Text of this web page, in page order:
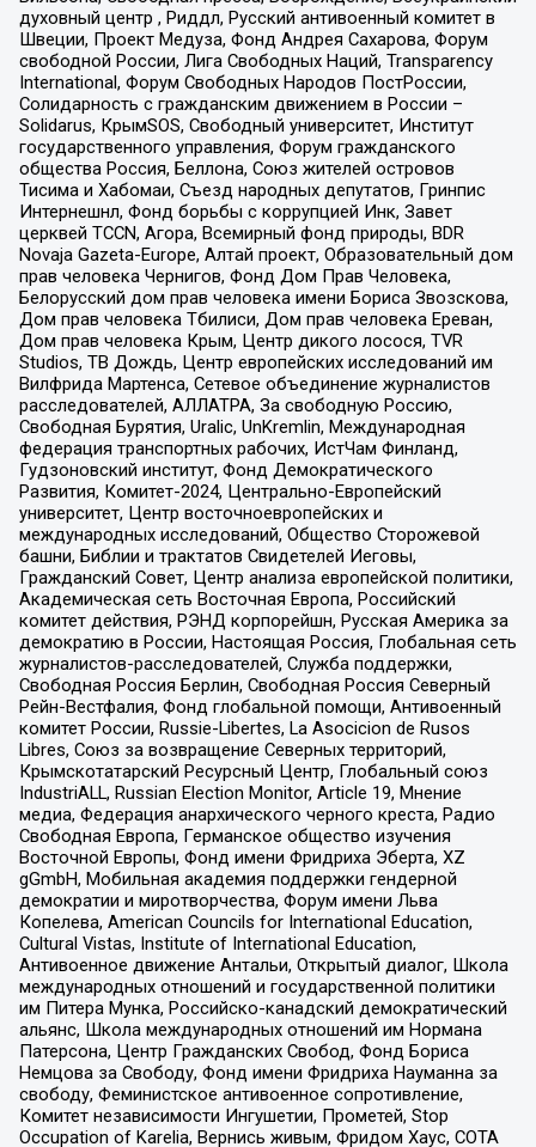
духовный центр , Риддл, Русский антивоенный комитет в
Швеции, Проект Медуза, Фонд Андрея Сахарова, Форум
свободной России, Лига Свободных Наций, Transparеncy
International, Форум Свободных Народов ПостРоссии,
Солидарность с гражданским движением в России –
Solidarus, КрымSOS, Свободный университет, Институт
государственного управления, Форум гражданского
общества Россия, Беллона, Союз жителей островов
Тисима и Хабомаи, Съезд народных депутатов, Гринпис
Интернешнл, Фонд борьбы с коррупцией Инк, Завет
церквей TCCN, Агора, Всемирный фонд природы, BDR
Novaja Gazeta-Europe, Алтай проект, Образовательный дом
прав человека Чернигов, Фонд Дом Прав Человека,
Белорусский дом прав человека имени Бориса Звозскова,
Дом прав человека Тбилиси, Дом прав человека Ереван,
Дом прав человека Крым, Центр дикого лосося, TVR
Studios, ТВ Дождь, Центр европейских исследований им
Вилфрида Мартенса, Сетевое объединение журналистов
расследователей, АЛЛАТРА, За свободную Россию,
Свободная Бурятия, Uralic, UnKremlin, Международная
федерация транспортных рабочих, ИстЧам Финланд,
Гудзоновский институт, Фонд Демократического
Развития, Комитет-2024, Центрально-Европейский
университет, Центр восточноевропейских и
международных исследований, Общество Сторожевой
башни, Библии и трактатов Свидетелей Иеговы,
Гражданский Совет, Центр анализа европейской политики,
Академическая сеть Восточная Европа, Российский
комитет действия, РЭНД корпорейшн, Русская Америка за
демократию в России, Настоящая Россия, Глобальная сеть
журналистов-расследователей, Служба поддержки,
Свободная Россия Берлин, Свободная Россия Северный
Рейн-Вестфалия, Фонд глобальной помощи, Антивоенный
комитет России, Russie-Libertes, La Asocicion de Rusos
Libres, Союз за возвращение Северных территорий,
Крымскотатарский Ресурсный Центр, Глобальный союз
IndustriALL, Russian Election Monitor, Article 19, Мнение
медиа, Федерация анархического черного креста, Радио
Свободная Европа, Германское общество изучения
Восточной Европы, Фонд имени Фридриха Эберта, XZ
gGmbH, Мобильная академия поддержки гендерной
демократии и миротворчества, Форум имени Льва
Копелева, American Councils for International Education,
Cultural Vistas, Institute of International Education,
Антивоенное движение Антальи, Открытый диалог, Школа
международных отношений и государственной политики
им Питера Мунка, Российско-канадский демократический
альянс, Школа международных отношений им Нормана
Патерсона, Центр Гражданских Свобод, Фонд Бориса
Немцова за Свободу, Фонд имени Фридриха Науманна за
свободу, Феминистское антивоенное сопротивление,
Комитет независимости Ингушетии, Прометей, Stop
Occupation of Karelia, Вернись живым, Фридом Хаус, СОТА